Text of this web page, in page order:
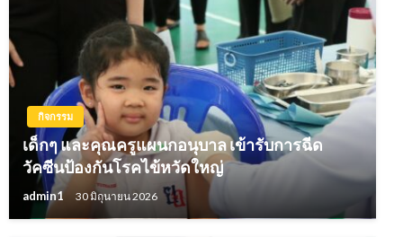
กิจกรรม
เด็กๆ และคุณครูแผนกอนุบาล เข้ารับการฉีด
วัคซีนป้องกันโรคไข้หวัดใหญ่
admin1 30 มิถุนายน 2026